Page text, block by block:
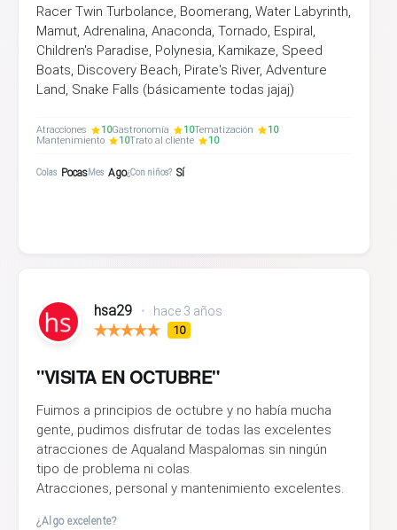
Racer Twin Turbolance, Boomerang, Water Labyrinth,
Mamut, Adrenalina, Anaconda, Tornado, Espiral,
Children's Paradise, Polynesia, Kamikaze, Speed
Boats, Discovery Beach, Pirate's River, Adventure
Land, Snake Falls (básicamente todas jajaj)
Atracciones 10Gastronomía 10Tematización
10
Mantenimiento
10Trato al cliente 10
Colas PocasMes Ago¿Con niños? Sí
hsa29 • hace 3 años
10
"VISITA EN OCTUBRE"
Fuimos a principios de octubre y no había mucha
gente, pudimos disfrutar de todas las excelentes
atracciones de Aqualand Maspalomas sin ningún
tipo de problema ni colas.
Atracciones, personal y mantenimiento excelentes.
¿Algo excelente?